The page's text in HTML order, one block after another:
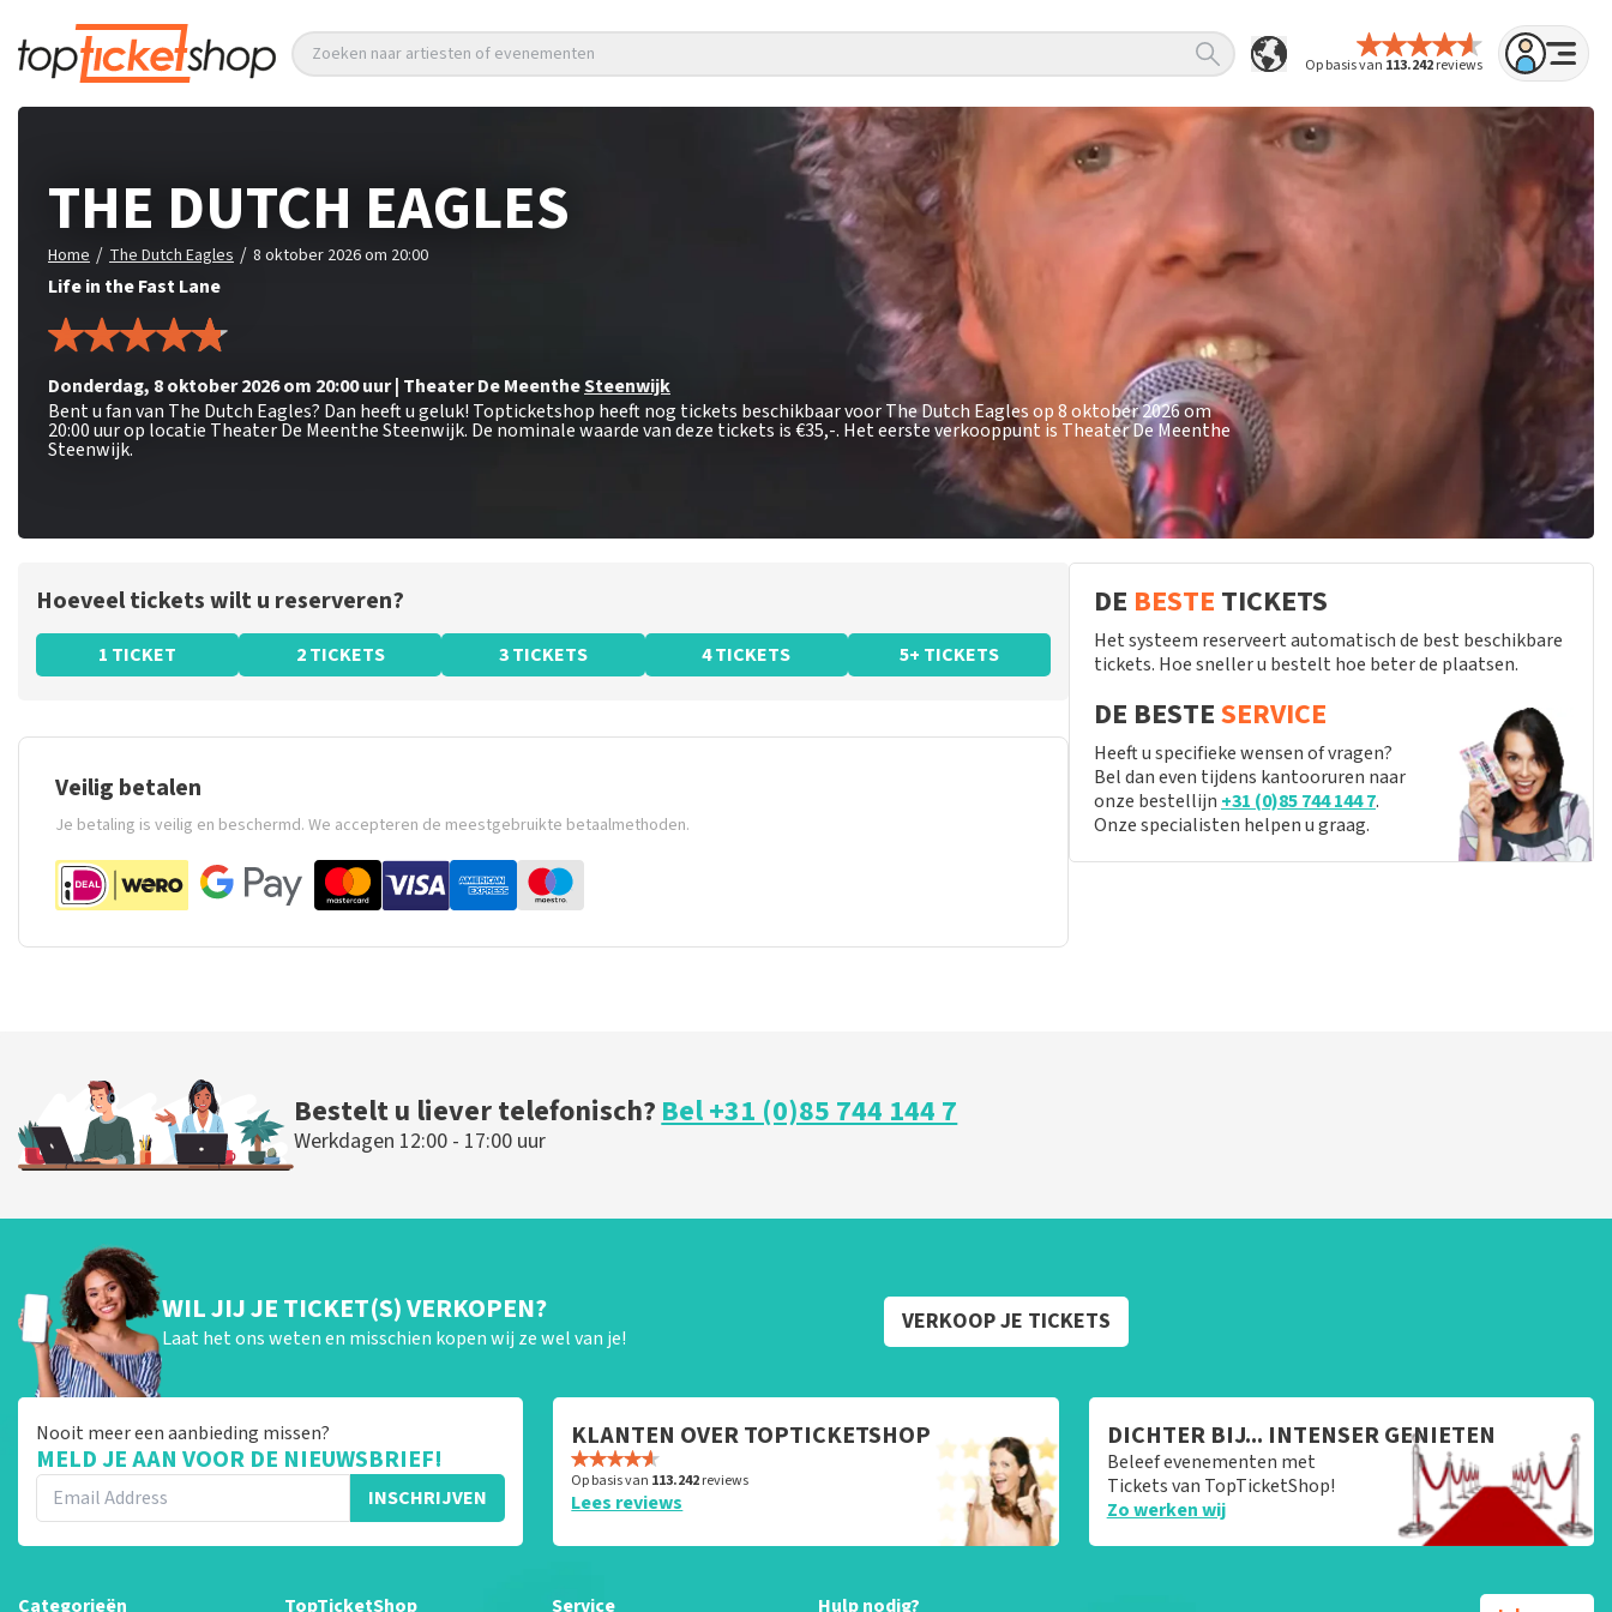
Op basis van 113.242reviews
Zoeken naar artiesten of evenementen
THE DUTCH EAGLES
Home / The Dutch Eagles / 8 oktober 2026 om 20:00
Life in the Fast Lane
donderdag, 8 oktober 2026 om 20:00uur| Theater De MeentheSteenwijk
Bent u fan van The Dutch Eagles? Dan heeft u geluk! Topticketshop heeft nog tickets beschikbaar voor The Dutch Eagles op 8 oktober 2026 om
20:00 uur op locatie Theater De Meenthe Steenwijk. De nominale waarde van deze tickets is€35,-. Het eerste verkooppunt is Theater De Meenthe
Steenwijk.
Hoeveel tickets wilt u reserveren?
1 TICKET 2 TICKETS 3 TICKETS 4 TICKETS 5+ TICKETS
Veilig betalen
Je betaling is veilig en beschermd. We accepteren de meestgebruikte betaalmethoden.
DE BESTE TICKETS
Het systeem reserveert automatisch de best beschikbare
tickets. Hoe sneller u bestelt hoe beter de plaatsen.
DE BESTESERVICE
Heeft u specifieke wensen of vragen?
Bel dan even tijdens kantooruren naar
onze bestellijn +31 (0)85 744 144 7.
Onze specialisten helpen u graag.
Bestelt u liever telefonisch?Bel +31 (0)85 744 144 7
Werkdagen 12:00 - 17:00 uur
WIL JIJ JE TICKET(S) VERKOPEN?
Laat het ons weten en misschien kopen wij ze wel van je!
VERKOOP JE TICKETS
Nooit meer een aanbieding missen?
MELD JE AAN VOOR DE NIEUWSBRIEF!
INSCHRIJVEN
KLANTEN OVER TOPTICKETSHOP
Op basis van 113.242reviews
Lees reviews
DICHTER BIJ... INTENSER GENIETEN
Beleef evenementen met
Tickets van TopTicketShop!
Zo werken wij
Categorieën TopTicketShop Service Hulp nodig?